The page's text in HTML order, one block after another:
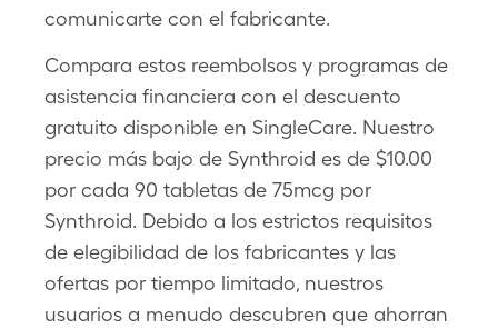
comunicarte con el fabricante.
Compara estos reembolsos y programas de
asistencia financiera con el descuento
gratuito disponible en SingleCare. Nuestro
precio más bajo de Synthroid es de $10.00
por cada 90 tabletas de 75mcg por
Synthroid. Debido a los estrictos requisitos
de elegibilidad de los fabricantes y las
ofertas por tiempo limitado, nuestros
usuarios a menudo descubren que ahorran